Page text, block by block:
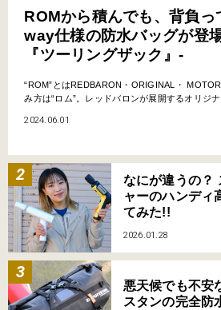
ROMから積んでも、背負っ
way仕様の防水バッグが登
『ツーリングザック』-
“ROM”とはREDBARON・ORIGINAL・
み方は“ロム”。レッドバロンが展開するオリジナ
2024.06.01
なにが違うの？
ャーのハンディ
てみた!!
2026.01.28
悪天候でも不
スタンの完全防